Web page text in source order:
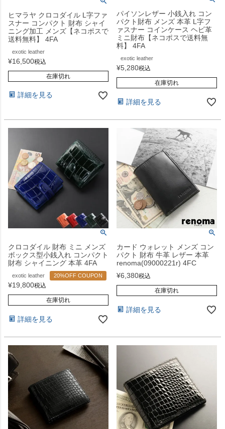
ヒマラヤ クロコダイル L字ファ
スナー コンパクト 財布 シャイ
ニング加工 メンズ【ネコポスで
送料無料】 4FA
exotic leather
¥16,500税込
在庫切れ
詳細を見る
パイソンレザー 小銭入れ コン
パクト財布 メンズ 本革 L字フ
ァスナー コインケース ヘビ革
ミニ財布【ネコポスで送料無
料】 4FA
exotic leather
¥5,280税込
在庫切れ
詳細を見る
クロコダイル 財布 ミニ メンズ
ボックス型小銭入れ コンパクト
財布 シャイニング 本革 4FA
exotic leather 20%OFF COUPON
¥19,800税込
在庫切れ
詳細を見る
カード ウォレット メンズ コン
パクト 財布 牛革 レザー 本革
renoma(09000221r) 4FC
¥6,380税込
在庫切れ
詳細を見る